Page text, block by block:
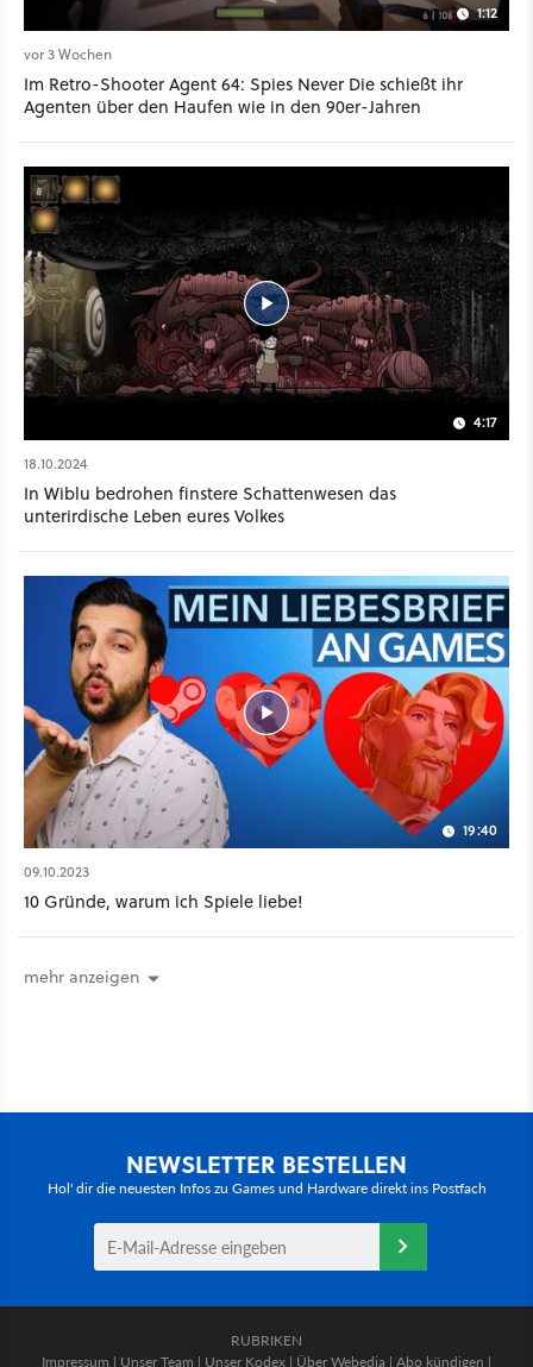
1:12
vor 3 Wochen
Im Retro-Shooter Agent 64: Spies Never Die schießt ihr
Agenten über den Haufen wie in den 90er-Jahren
4:17
18.10.2024
In Wiblu bedrohen finstere Schattenwesen das
unterirdische Leben eures Volkes
19:40
09.10.2023
10 Gründe, warum ich Spiele liebe!
mehr anzeigen
NEWSLETTER BESTELLEN
Hol' dir die neuesten Infos zu Games und Hardware direkt ins Postfach
RUBRIKEN
Impressum | Unser Team | Unser Kodex | Über Webedia | Abo kündigen |